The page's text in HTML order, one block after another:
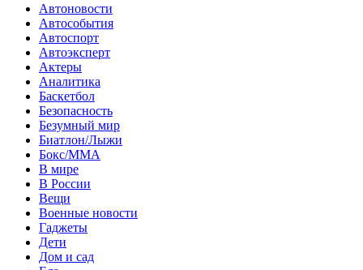
Автоновости
Автособытия
Автоспорт
Автоэксперт
Актеры
Аналитика
Баскетбол
Безопасность
Безумный мир
Биатлон/Лыжи
Бокс/MMA
В мире
В России
Вещи
Военные новости
Гаджеты
Дети
Дом и сад